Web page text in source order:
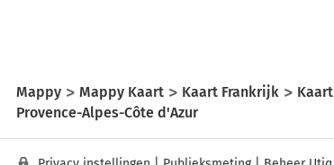
Mappy Mappy Kaart Kaart Frankrijk
Kaart
Provence-Alpes-Côte d'Azur